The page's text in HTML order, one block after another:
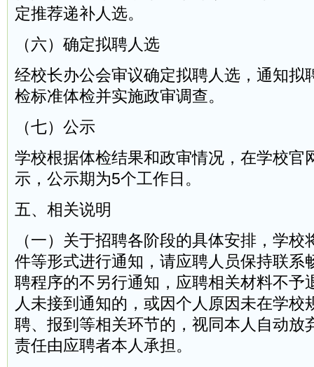
定推荐递补人选。
（六）确定拟聘人选
经校长办公会审议确定拟聘人选，通知拟
检标准体检并实施政审调查。
（七）公示
学校根据体检结果和政审情况，在学校官
示，公示期为5个工作日。
五、相关说明
（一）关于招聘各阶段的具体安排，学
件等形式进行通知，请应聘人员保持联系
聘程序的不另行通知，应聘相关材料不予
人未接到通知的，或因个人原因未在学校
聘、报到等相关环节的，视同本人自动放
责任由应聘者本人承担。